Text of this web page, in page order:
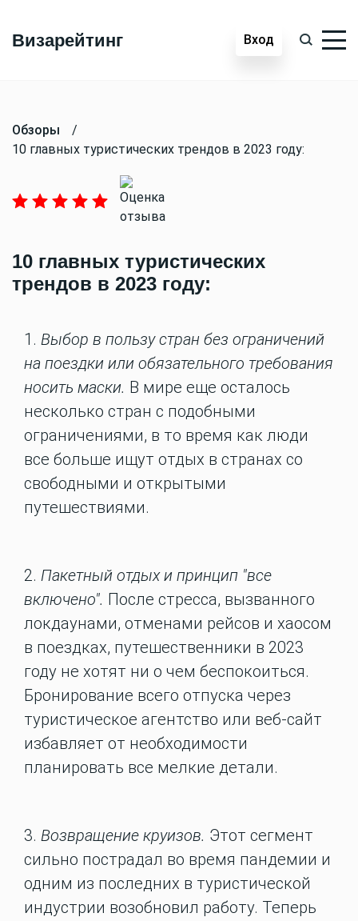
Визарейтинг Вход
Обзоры
/
10 главных туристических трендов в 2023 году:
10 главных туристических
трендов в 2023 году:
1. Выбор в пользу стран без ограничений
на поездки или обязательного требования
носить маски. В мире еще осталось
несколько стран с подобными
ограничениями, в то время как люди
все больше ищут отдых в странах со
свободными и открытыми
путешествиями.
2. Пакетный отдых и принцип "все
включено". После стресса, вызванного
локдаунами, отменами рейсов и хаосом
в поездках, путешественники в 2023
году не хотят ни о чем беспокоиться.
Бронирование всего отпуска через
туристическое агентство или веб-сайт
избавляет от необходимости
планировать все мелкие детали.
3. Возвращение круизов. Этот сегмент
сильно пострадал во время пандемии и
одним из последних в туристической
индустрии возобновил работу. Теперь